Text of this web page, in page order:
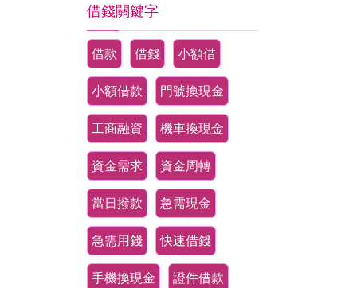
借錢關鍵字
借款 借錢 小額借
小額借款 門號換現金
工商融資 機車換現金
資金需求 資金周轉
當日撥款 急需現金
急需用錢 快速借錢
手機換現金 證件借款